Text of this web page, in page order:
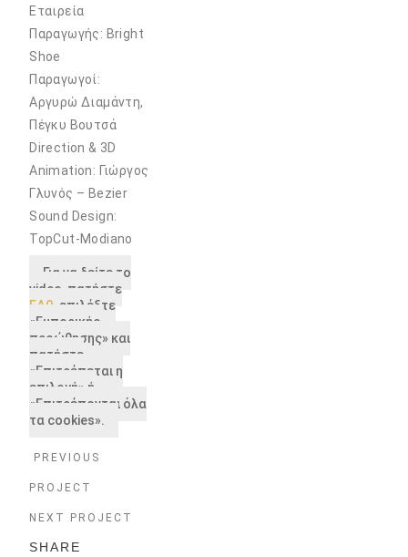
Εταιρεία
Παραγωγής: Bright
Shoe
Παραγωγοί:
Αργυρώ Διαμάντη,
Πέγκυ Βουτσά
Direction & 3D
Animation: Γιώργος
Γλυνός – Bezier
Sound Design:
TopCut-Modiano
Για να δείτε το
video, πατήστε
ΕΔΩ , επιλέξτε
«Εμπορικής
προώθησης» και
πατήστε
«Επιτρέπεται η
επιλογή» ή
«Επιτρέπονται όλα
τα cookies».
PREVIOUS
PROJECT
NEXT PROJECT
SHARE